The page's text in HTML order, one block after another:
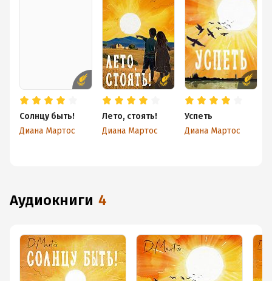
Солнцу быть!
Диана Мартос
Лето, стоять!
Диана Мартос
Успеть
Диана Мартос
аудиокниги 4